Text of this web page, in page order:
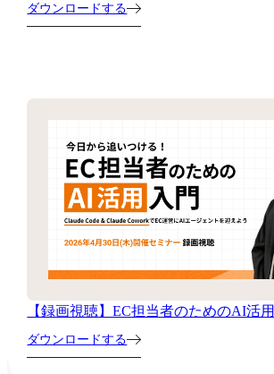
ダウンロードする
【録画視聴】EC担当者のためのAI活
ダウンロードする